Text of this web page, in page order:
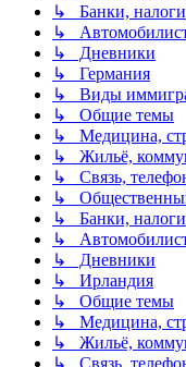
↳ Банки, налоги
↳
↳ Дневники
↳ Германия
↳ Виды
↳ Общие темы
↳ Медицина,
↳ Жильё,
↳ Связь,
↳
↳ Банки, налоги
↳
↳ Дневники
↳ Ирландия
↳ Общие темы
↳ Медицина,
↳ Жильё,
↳ Связь,